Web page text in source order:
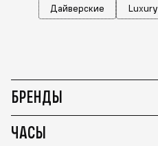
Дайверские
Luxury
БРЕНДЫ
ЧАСЫ